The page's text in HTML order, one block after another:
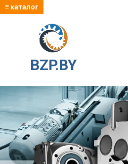
≡ каталог
BZP.BY